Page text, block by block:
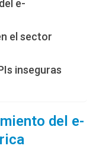
e-
el sector
inseguras
del e-